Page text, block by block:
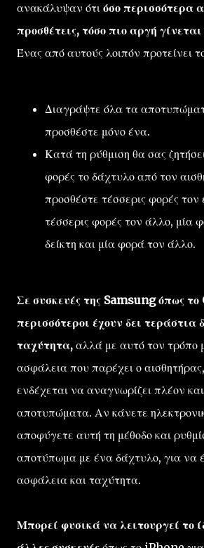
ανακάλυψαν ότι όσο περισσότερα
προσθέτεις, τόσο πιο αργή
Ένας από αυτούς λοιπόν προτείνει
Διαγράψτε όλα τα
προσθέστε μόνο ένα.
Κατά τη ρύθμιση θα σας
φορές το δάχτυλο από τον
προσθέστε τέσσερις φορές τον
τέσσερις φορές τον άλλο, μία
δείκτη και μία φορά τον άλλο.
Σε συσκευές της Samsung όπως το
περισσότεροι έχουν δει τεράστια
ταχύτητα, αλλά με αυτό τον τρόπο
ασφάλεια που παρέχει ο
ενδέχεται να αναγνωρίζει πλέον
αποτυπώματα. Αν κάνετε
αποφύγετε αυτή τη μέθοδο και
αποτύπωμα με ένα δάχτυλο, για να
ασφάλεια και ταχύτητα.
Μπορεί φυσικά να λειτουργεί το